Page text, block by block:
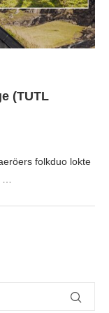
(TUTL
folkduo lokte
…